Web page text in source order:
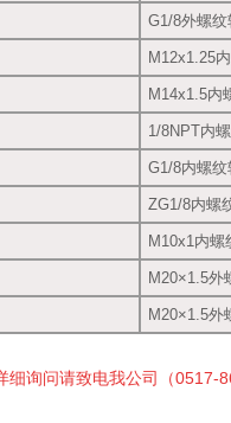
G1/8外螺
M12x1.25
M14x1.5内
1/8NPT内
G1/8内螺
ZG1/8内螺
M10x1内螺
M20×1.5外
M20×1.5外
细询问请致电我公司（0517-